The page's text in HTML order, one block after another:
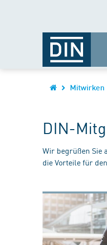
Mitwirken
DIN-
Wir begrüßen Sie
die Vorteile für